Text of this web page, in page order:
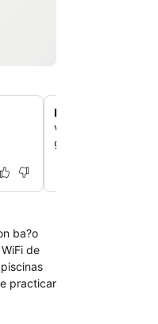
Parque acuático
Vive la emoción en
gigantes y zonas
ba?o
de
practicar